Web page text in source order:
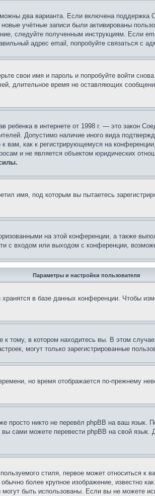
два варианта. Если включена поддержка
учётные записи были активированы
следуйте полученным инструкциям. Если
адрес email, попробуйте связаться с
свои имя и пароль и попробуйте войти
длительное время не оставляющих
ребенка в интернете от 1998 г. — это закон
Допустимо наличие иного вида
как к регистрирующемуся на
и не является объектом юридических
имя, под которым вы пытаетесь
на этой конференции, а также
с входом или выходом с конференции,
Параметры и настройки пользователя
в базе данных конференции. Чтобы
тому, в котором находитесь вы. В этом
могут только зарегистрированные
но время отображается по-прежнему
никто не перевёл phpBB на ваш язык.
вы сами можете перевести phpBB на свой
стиля, первое может относиться
более крупное изображение, известно
быть использованы. Если вы не можете